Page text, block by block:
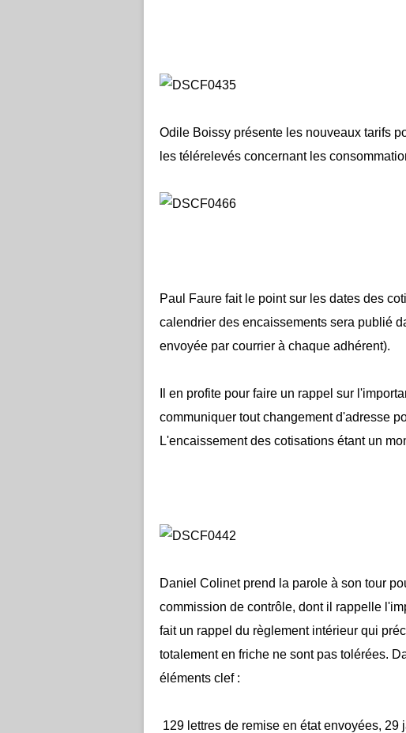
Odile Boissy présente les nouveaux tarifs
les télérelevés concernant les
Paul Faure fait le point sur les dates des
calendrier des encaissements sera publié
envoyée par courrier à chaque adhérent).
Il en profite pour faire un rappel sur
communiquer tout changement d'adresse
L'encaissement des cotisations étant un
Daniel Colinet prend la parole à son tour
commission de contrôle, dont il rappelle
fait un rappel du règlement intérieur qui
totalement en friche ne sont pas tolérées.
éléments clef :
129 lettres de remise en état envoyées,